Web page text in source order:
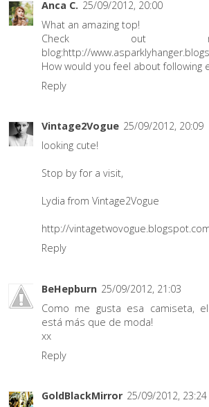
Anca C. 25/09/2012, 20:00
What an amazing top!
Check out
blog:http://
How would you feel about following
Reply
Vintage2Vogue 25/09/2012, 20:09
looking cute!
Stop by for a visit,
Lydia from Vintage2Vogue
http://
Reply
BeHepburn 25/09/2012, 21:03
Como me gusta esa camiseta,
está más que de moda!
xx
Reply
GoldBlackMirror 25/09/2012, 23:24